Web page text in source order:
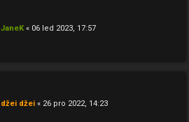
JaneK « 06 led 2023, 17:57
džei džei « 26 pro 2022, 14:23